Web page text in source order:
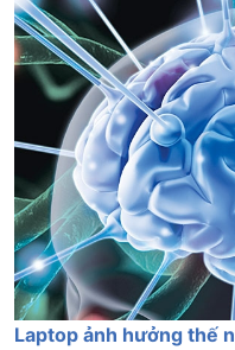
Laptop ảnh hưởng thế